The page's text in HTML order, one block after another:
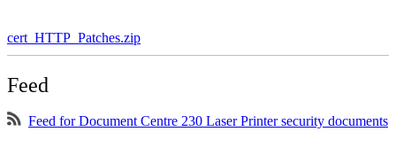
cert_HTTP_Patches.zip
Feed
Feed for Document Centre 230 Laser Printer security documents